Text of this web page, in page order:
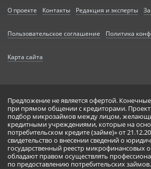
О проекте Контакты Редакция и эксперты
Пользовательское соглашение Политика
Карта сайта
Предложение не является офертой.
при прямом общении с кредиторами. Проект
подбор микрозаймов между лицом,
кредитными учреждениями, которые на
потребительском кредите (займе)» от
свидетельство о внесении сведений о
государственный реестр микрофинансовых
обладают правом осуществлять
по предоставлению потребительских займов.